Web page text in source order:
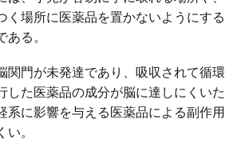
く場所に医薬品を置かないようにする
る。
関門が未発達であり、吸収されて循環
した医薬品の成分が脳に達しにくいた
系に影響を与える医薬品による副作用
。